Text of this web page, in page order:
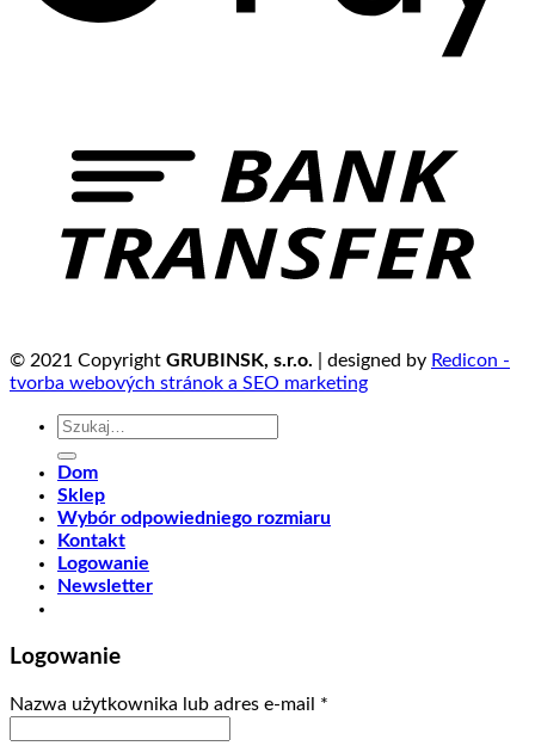
© 2021 Copyright GRUBINSK, s.r.o. | designed by Redicon -
tvorba webových stránok a SEO marketing
Szukaj:
Dom
Sklep
Wybór odpowiedniego rozmiaru
Kontakt
Logowanie
Newsletter
Logowanie
Nazwa użytkownika lub adres e-mail *